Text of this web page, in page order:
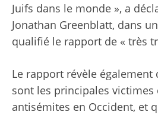
Juifs dans le monde », a
Jonathan Greenblatt, dans
qualifié le rapport de « très
Le rapport révèle également
sont les principales victimes
antisémites en Occident, et